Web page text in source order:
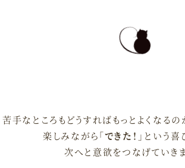
苦手なところもどうすればもっとよくなるの
楽しみながら「できた！」 という喜
次へと意欲をつなげていきま